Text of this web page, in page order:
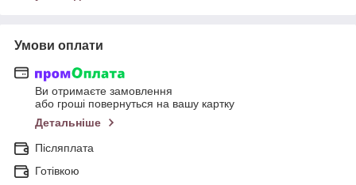
Умови оплати
Ви отримаєте замовлення
або гроші повернуться на вашу картку
Детальніше
Післяплата
Готівкою